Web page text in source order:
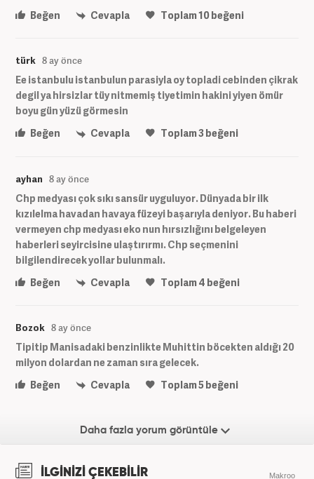
Beğen
Cevapla Toplam10beğeni
türk 8 ay önce
Ee istanbulu istanbulun parasiyla oy topladi cebinden çikrak
degil ya hirsizlar tüy nitmemiş tiyetimin hakini yiyen ömür
boyu gün yüzü görmesin
Beğen
Cevapla Toplam3beğeni
ayhan 8 ay önce
Chp medyası çok sıkı sansür uyguluyor. Dünyada bir ilk
kızılelma havadan havaya füzeyi başarıyla deniyor. Bu haberi
vermeyen chp medyası eko nun hırsızlığını belgeleyen
haberleri seyircisine ulaştırırmı. Chp seçmenini
bilgilendirecek yollar bulunmalı.
Beğen
Cevapla Toplam4 beğeni
Bozok 8 ay önce
Tipitip Manisadaki benzinlikte Muhittin böcekten aldığı 20
milyon dolardan ne zaman sıra gelecek.
Beğen
Cevapla Toplam5beğeni
Daha fazla yorum görüntüle
İLGİNİZİ ÇEKEBİLİR Makroo